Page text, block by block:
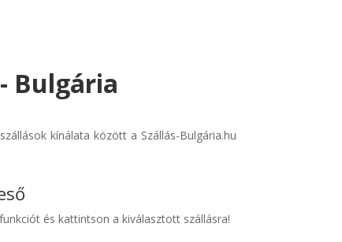
Bulgária
kínálata között a Szállás-Bulgária.hu
és kattintson a kiválasztott szállásra!